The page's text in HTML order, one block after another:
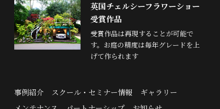
英国チェルシーフラワーショー
受賞作品
受賞作品は再現することが可能で
す。お庭の精度は毎年グレードを上
げて作られます
事例紹介 スクール・セミナー情報
ギャラリー